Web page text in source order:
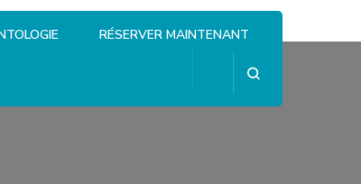
RÉSERVER MAINTENANT